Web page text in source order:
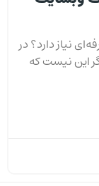
نیاز دارد؟ در
این نیست که